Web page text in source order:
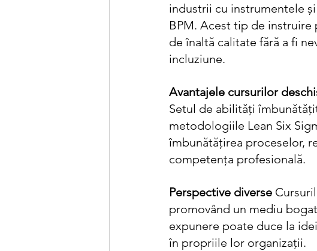
industrii cu instrumentele
BPM. Acest tip de
de înaltă calitate fără a fi
incluziune.
Avantajele cursurilor
Setul de abilități
metodologiile Lean Six
îmbunătățirea proceselor,
competența profesională.
Perspective diverse
promovând un mediu
expunere poate duce la
în propriile lor organizații.